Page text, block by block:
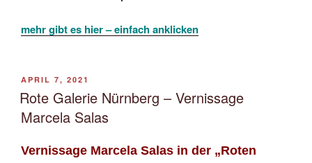
mehr gibt es hier – einfach anklicken
VERÖFFENTLICHT
AM
APRIL 7, 2021
Rote Galerie Nürnberg – Vernissage
Marcela Salas
Vernissage Marcela Salas in der „Roten